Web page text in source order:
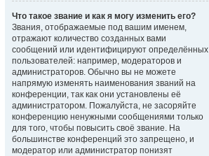
Что такое звание и как я могу изменить его?
Звания, отображаемые под вашим именем,
отражают количество созданных вами
сообщений или идентифицируют определённых
пользователей: например, модераторов и
администраторов. Обычно вы не можете
напрямую изменять наименования званий на
конференции, так как они установлены её
администратором. Пожалуйста, не засоряйте
конференцию ненужными сообщениями только
для того, чтобы повысить своё звание. На
большинстве конференций это запрещено, и
модератор или администратор понизят